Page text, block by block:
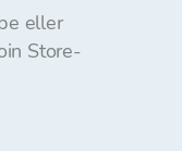
eller
Store-